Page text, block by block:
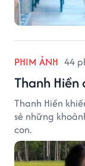
PHIM ẢNH 44
Thanh
Thanh Hiền
sẻ những
con.